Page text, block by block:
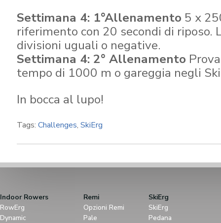
Settimana 4: 1°Allenamento 5 x
riferimento con 20 secondi di riposo.
divisioni uguali o negative.
Settimana 4: 2° Allenamento
tempo di 1000 m o gareggia negli
In bocca al lupo!
Tags: Challenges, SkiErg
Indoor Rowers
RowErg
Dynamic
Remi
Opzioni Remi
Pale
SkiErg
SkiErg
Pedana